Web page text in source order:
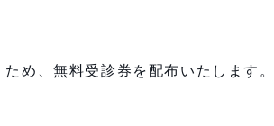
め、無料受診券を配布いたします。